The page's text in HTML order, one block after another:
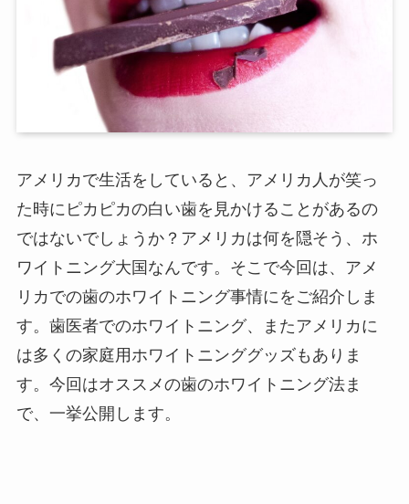
アメリカで生活をしていると、アメリカ人が笑っ
た時にピカピカの白い歯を見かけることがあるの
ではないでしょうか？アメリカは何を隠そう、ホ
ワイトニング大国なんです。そこで今回は、アメ
リカでの歯のホワイトニング事情にをご紹介しま
す。歯医者でのホワイトニング、またアメリカに
は多くの家庭用ホワイトニンググッズもありま
す。今回はオススメの歯のホワイトニング法ま
で、一挙公開します。